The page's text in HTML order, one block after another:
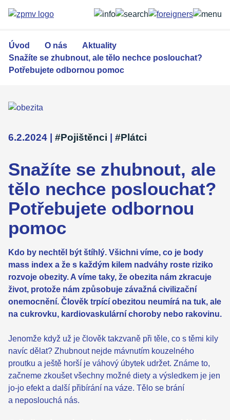
obsahu
Úvod O nás
Aktuality
Snažíte se zhubnout, ale tělo nechce poslouchat?
Potřebujete odbornou pomoc
6.2.2024 #Pojištěnci #Plátci
Snažíte se zhubnout, ale
tělo nechce poslouchat?
Potřebujete odbornou
pomoc
Kdo by nechtěl být štíhlý. Všichni víme, co je body
mass index a že s každým kilem nadváhy roste riziko
rozvoje obezity. A víme taky, že obezita nám zkracuje
život, protože nám způsobuje závažná civilizační
onemocnění. Člověk trpící obezitou neumírá na tuk, ale
na cukrovku, kardiovaskulární choroby nebo rakovinu.
Jenomže když už je člověk takzvaně při těle, co s těmi kily
navíc dělat? Zhubnout nejde mávnutím kouzelného
proutku a ještě horší je váhový úbytek udržet. Známe to,
začneme zkoušet všechny možné diety a výsledkem je jen
jo-jo efekt a další přibírání na váze. Tělo se brání
a neposlouchá nás.